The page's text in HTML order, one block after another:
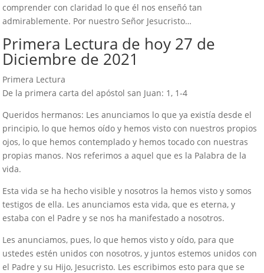
comprender con claridad lo que él nos enseñó tan
admirablemente. Por nuestro Señor Jesucristo…
Primera Lectura de hoy 27 de
Diciembre de 2021
Primera Lectura
De la primera carta del apóstol san Juan: 1, 1-4
Queridos hermanos: Les anunciamos lo que ya existía desde el
principio, lo que hemos oído y hemos visto con nuestros propios
ojos, lo que hemos contemplado y hemos tocado con nuestras
propias manos. Nos referimos a aquel que es la Palabra de la
vida.
Esta vida se ha hecho visible y nosotros la hemos visto y somos
testigos de ella. Les anunciamos esta vida, que es eterna, y
estaba con el Padre y se nos ha manifestado a nosotros.
Les anunciamos, pues, lo que hemos visto y oído, para que
ustedes estén unidos con nosotros, y juntos estemos unidos con
el Padre y su Hijo, Jesucristo. Les escribimos esto para que se